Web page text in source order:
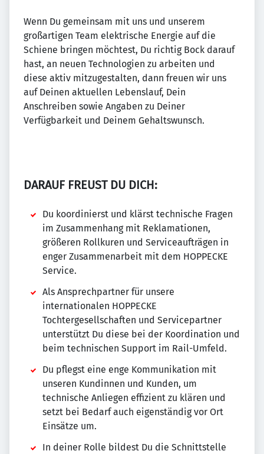
Wenn Du gemeinsam mit uns und unserem
großartigen Team elektrische Energie auf die
Schiene bringen möchtest, Du richtig Bock darauf
hast, an neuen Technologien zu arbeiten und
diese aktiv mitzugestalten, dann freuen wir uns
auf Deinen aktuellen Lebenslauf, Dein
Anschreiben sowie Angaben zu Deiner
Verfügbarkeit und Deinem Gehaltswunsch.
DARAUF FREUST DU DICH:
Du koordinierst und klärst technische Fragen
im Zusammenhang mit Reklamationen,
größeren Rollkuren und Serviceaufträgen in
enger Zusammenarbeit mit dem HOPPECKE
Service.
Als Ansprechpartner für unsere
internationalen HOPPECKE
Tochtergesellschaften und Servicepartner
unterstützt Du diese bei der Koordination und
beim technischen Support im Rail-Umfeld.
Du pflegst eine enge Kommunikation mit
unseren Kundinnen und Kunden, um
technische Anliegen effizient zu klären und
setzt bei Bedarf auch eigenständig vor Ort
Einsätze um.
In deiner Rolle bildest Du die Schnittstelle